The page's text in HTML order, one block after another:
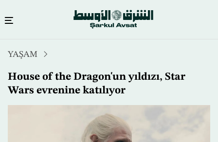
içeriğe
atla
YAŞAM
House of the Dragon'un yıldızı, Star
Wars evrenine katılıyor